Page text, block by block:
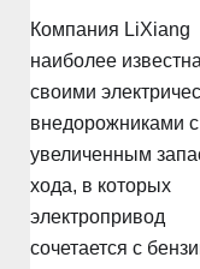
Компания LiXiang
наиболее известна
своими
внедорожниками с
увеличенным
хода, в которых
электропривод
сочетается с